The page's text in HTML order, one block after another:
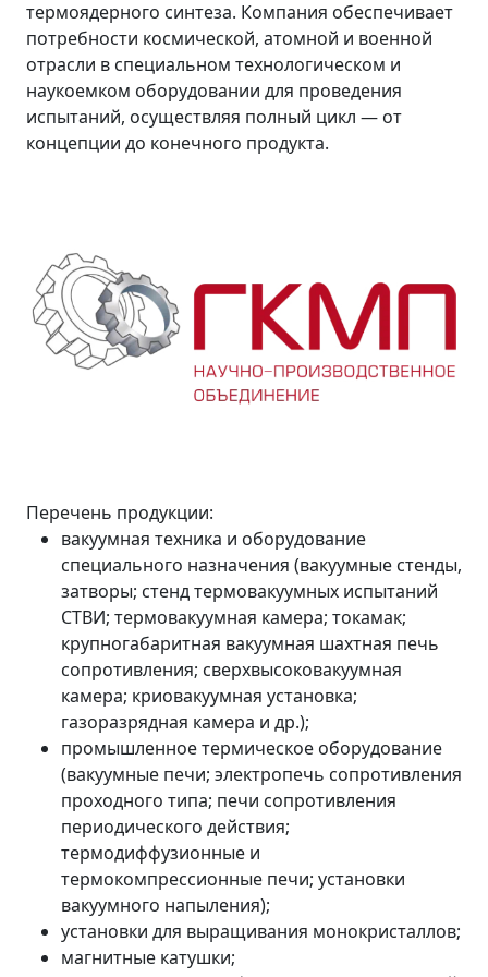
термоядерного синтеза. Компания обеспечивает
потребности космической, атомной и военной
отрасли в специальном технологическом и
наукоемком оборудовании для проведения
испытаний, осуществляя полный цикл — от
концепции до конечного продукта.
Перечень продукции:
вакуумная техника и оборудование
специального назначения (вакуумные стенды,
затворы; стенд термовакуумных испытаний
СТВИ; термовакуумная камера; токамак;
крупногабаритная вакуумная шахтная печь
сопротивления; сверхвысоковакуумная
камера; криовакуумная установка;
газоразрядная камера и др.);
промышленное термическое оборудование
(вакуумные печи; электропечь сопротивления
проходного типа; печи сопротивления
периодического действия;
термодиффузионные и
термокомпрессионные печи; установки
вакуумного напыления);
установки для выращивания монокристаллов;
магнитные катушки;